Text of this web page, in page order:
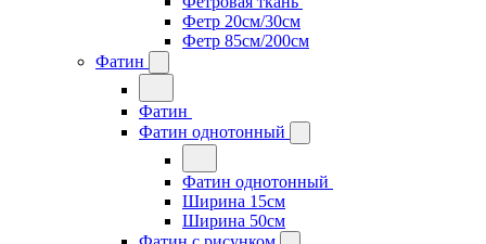
Фетр 20см/30см
Фетр 85см/200см
Фатин
Фатин
Фатин однотонный
Фатин однотонный
Ширина 15см
Ширина 50см